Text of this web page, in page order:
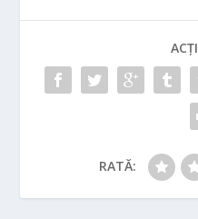
RATĂ: